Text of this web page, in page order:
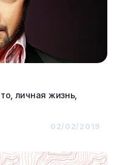
личная жизнь,
02/02/2019